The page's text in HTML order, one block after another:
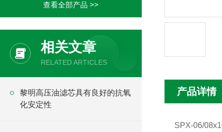
查看全部产品 >>
相关文章
RELATED ARTICLES
黎明高压油滤芯具有良好的抗氧
化安定性
产品详情
SPX-06/